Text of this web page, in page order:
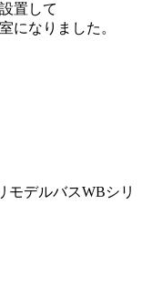
置して
になりました。
モデルバスWBシリ